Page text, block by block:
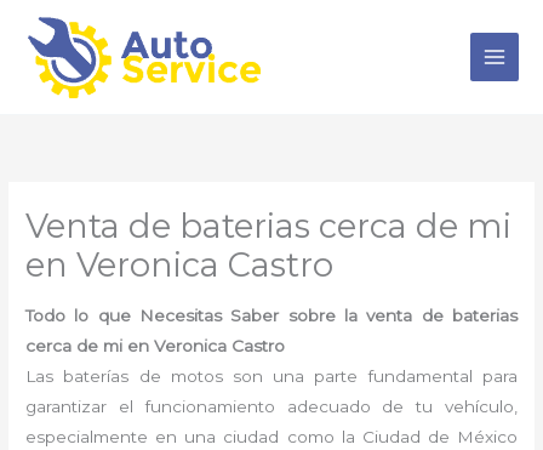
contenido
Venta de baterias cerca de mi
en Veronica Castro
Todo lo que Necesitas Saber sobre la venta de baterias
cerca de mi en Veronica Castro
Las baterías de motos son una parte fundamental para
garantizar el funcionamiento adecuado de tu vehículo,
especialmente en una ciudad como la Ciudad de México